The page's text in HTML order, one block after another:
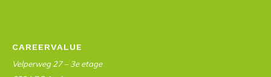
CAREERVALUE
Velperweg 27 – 3e etage